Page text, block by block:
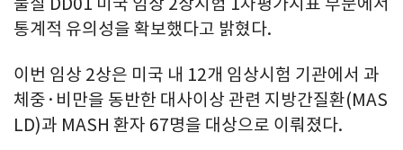
통계적 유의성을 확보했다고 밝혔다.
이번 임상 2상은 미국 내 12개 임상시험 기관에서 과
체중·비만을 동반한 대사이상 관련 지방간질환(MAS
LD)과 MASH 환자 67명을 대상으로 이뤄졌다.